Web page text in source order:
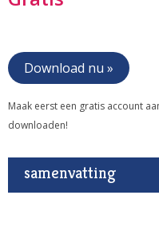
Download nu »
Maak eerst een gratis account
downloaden!
samenvatting